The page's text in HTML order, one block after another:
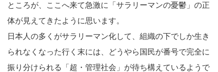
ところが、ここへ来て急激に「サラリーマンの憂鬱」の正
体が見えてきたように思います。
日本人の多くがサラリーマン化して、組織の下でしか生き
られなくなった行く末には、どうやら国民が番号で完全に
振り分けられる「超・管理社会」が待ち構えているようで